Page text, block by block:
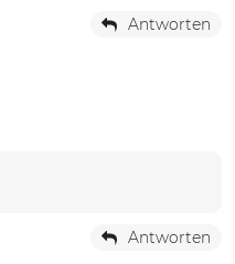
Antworten
Antworten